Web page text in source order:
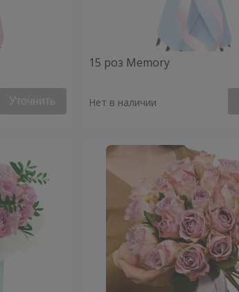
Уточнить
15 роз Memory
Нет в наличии